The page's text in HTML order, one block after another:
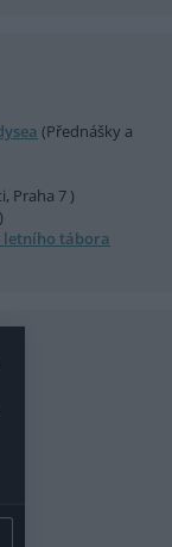
(Přednášky a
Praha 7 )
letního tábora